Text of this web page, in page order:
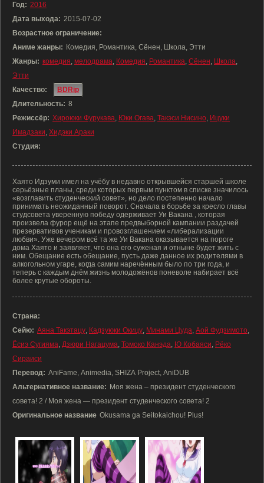
Год: 2016
Дата выхода: 2015-07-02
Возрастное ограничение:
Аниме жанры: Комедия, Романтика, Сёнен, Школа, Этти
Жанры: комедия, мелодрама, Комедия, Романтика, Сёнен, Школа,
Этти
Качество:
BDRip
Длительность: 8
Режиссёр: Хироюки Фурукава, Юки Огава, Такэси Нисино, Ицуки
Имадзаки, Хидэки Араки
Студия:
Хаято Идзуми имел на учёбу в недавно открывшейся старшей школе
серьёзные планы, среди которых первым пунктом в списке значилось
«возглавить студенческий совет», но дело постепенно начало
принимать неожиданный поворот. Сначала в борьбе за кресло главы
студсовета уверенную победу одерживает Уи Вакана , которая
произвела фурор ещё на этапе предвыборной кампании раздачей
презервативов ученикам и провозглашением «либерализации
любви». Уже вечером всё та же Уи Вакана оказывается на пороге
дома Хаято и заявляет, что она его суженая и отныне будет жить с
ним. Обещание есть обещание, пусть даже данное их родителями в
алкогольном угаре, когда самим наречённым было по три года, и
теперь с каждым днём жизнь молодожёнов поневоле набирает всё
более крутые обороты.
Страна:
Сейю: Аяна Такэтацу, Кадзуюки Окицу, Минами Цуда, Аой Фудзимото,
Ёсиэ Сугияма, Дзюри Нагацума, Томоко Канэда, Ю Кобаяси, Рёко
Сираиси
Перевод: AniFame, Animedia, SHIZA Project, AniDUB
Альтернативное название: Моя жена – президент студенческого
совета! 2 / Моя жена — президент студенческого совета! 2
Оригинальное название Okusama ga Seitokaichou! Plus!